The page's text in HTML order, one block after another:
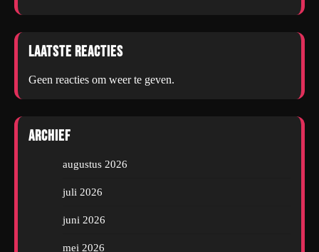
Laatste reacties
Geen reacties om weer te geven.
Archief
augustus 2026
juli 2026
juni 2026
mei 2026